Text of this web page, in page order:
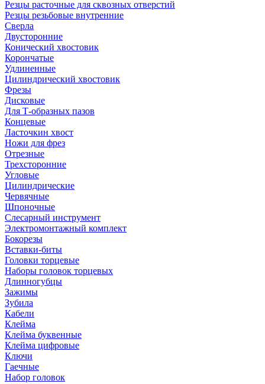
Резцы расточные для сквозных отверстий
Резцы резьбовые внутренние
Сверла
Двусторонние
Конический хвостовик
Корончатые
Удлиненные
Цилиндрический хвостовик
Фрезы
Дисковые
Для Т-образных пазов
Концевые
Ласточкин хвост
Ножи для фрез
Отрезные
Трехсторонние
Угловые
Цилиндрические
Червячные
Шпоночные
Слесарный инструмент
Электромонтажный комплект
Бокорезы
Вставки-биты
Головки торцевые
Наборы головок торцевых
Длинногубцы
Зажимы
Зубила
Кабели
Клейма
Клейма буквенные
Клейма цифровые
Ключи
Гаечные
Набор головок